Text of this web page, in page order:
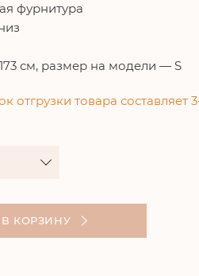
фурнитура
см, размер на модели — S
отгрузки товара составляет
В КОРЗИНУ